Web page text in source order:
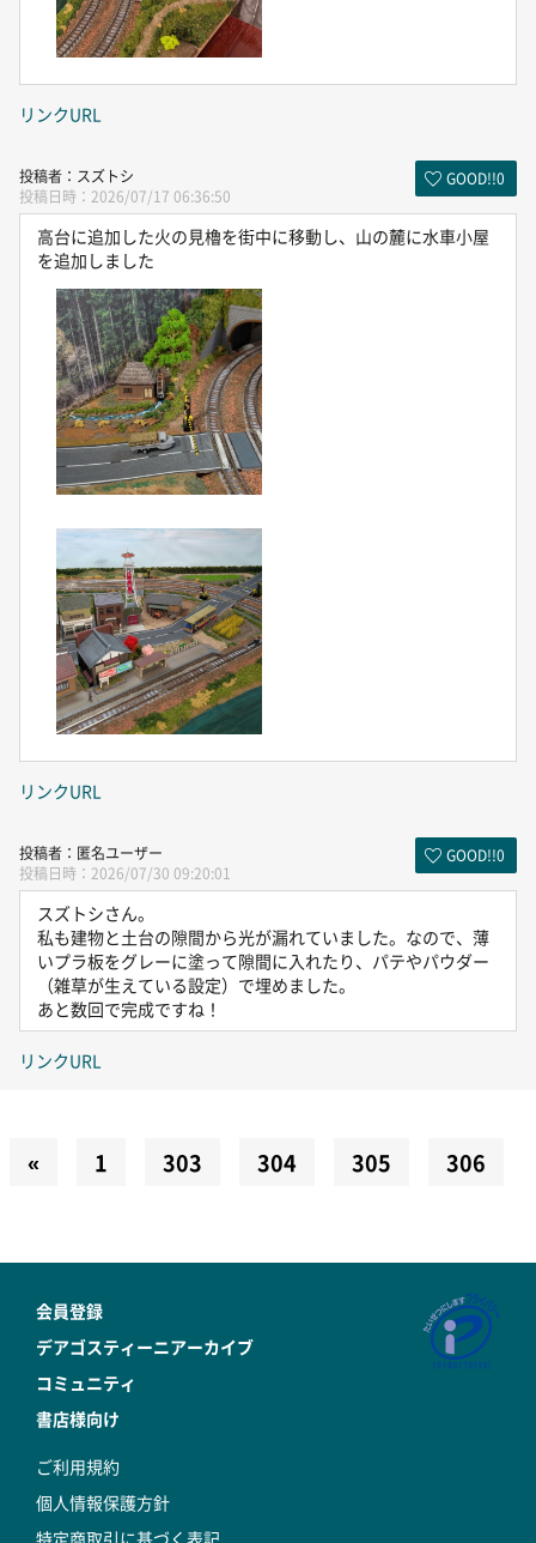
リンクURL
2026/07/17 06:36:50
スズトシ
高台に追加した火の見櫓を街中に移動し、山の麓に水車小屋
を追加しました
GOOD!!0
リンクURL
2026/07/30 09:20:01
匿名ユーザー
スズトシさん。
私も建物と土台の隙間から光が漏れていました。なので、薄
いプラ板をグレーに塗って隙間に入れたり、パテやパウダー
（雑草が生えている設定）で埋めました。
あと数回で完成ですね！
GOOD!!0
リンクURL
« 1 303 304 305 306
会員登録
デアゴスティーニアーカイブ
コミュニティ
書店様向け
ご利用規約
個人情報保護方針
特定商取引に基づく表記